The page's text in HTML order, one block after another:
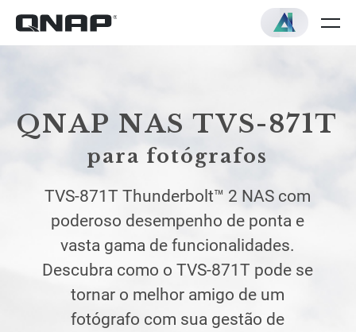
QNAP NAS TVS-871T
para fotógrafos
TVS-871T Thunderbolt™ 2 NAS com
poderoso desempenho de ponta e
vasta gama de funcionalidades.
Descubra como o TVS-871T pode se
tornar o melhor amigo de um
fotógrafo com sua gestão de